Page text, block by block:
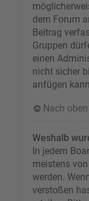
dem Forum
Beitrag
Gruppen
einen
nicht sicher
anfügen
Nach oben
Weshalb
In jedem
meistens
werden.
verstoßen